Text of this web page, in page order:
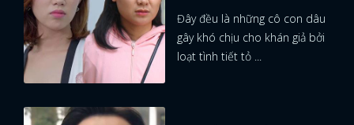
Đây đều là những cô con dâu
gây khó chịu cho khán giả bởi
loạt tình tiết tỏ ...